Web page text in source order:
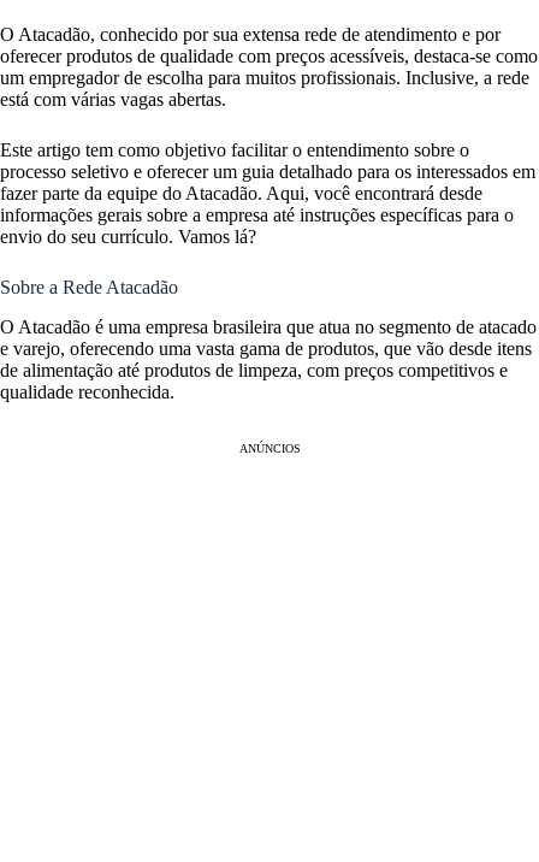
O Atacadão, conhecido por sua extensa rede de atendimento e por
oferecer produtos de qualidade com preços acessíveis, destaca-se como
um empregador de escolha para muitos profissionais. Inclusive, a rede
está com várias vagas abertas.
Este artigo tem como objetivo facilitar o entendimento sobre o
processo seletivo e oferecer um guia detalhado para os interessados em
fazer parte da equipe do Atacadão. Aqui, você encontrará desde
informações gerais sobre a empresa até instruções específicas para o
envio do seu currículo. Vamos lá?
Sobre a Rede Atacadão
O Atacadão é uma empresa brasileira que atua no segmento de atacado
e varejo, oferecendo uma vasta gama de produtos, que vão desde itens
de alimentação até produtos de limpeza, com preços competitivos e
qualidade reconhecida.
ANÚNCIOS